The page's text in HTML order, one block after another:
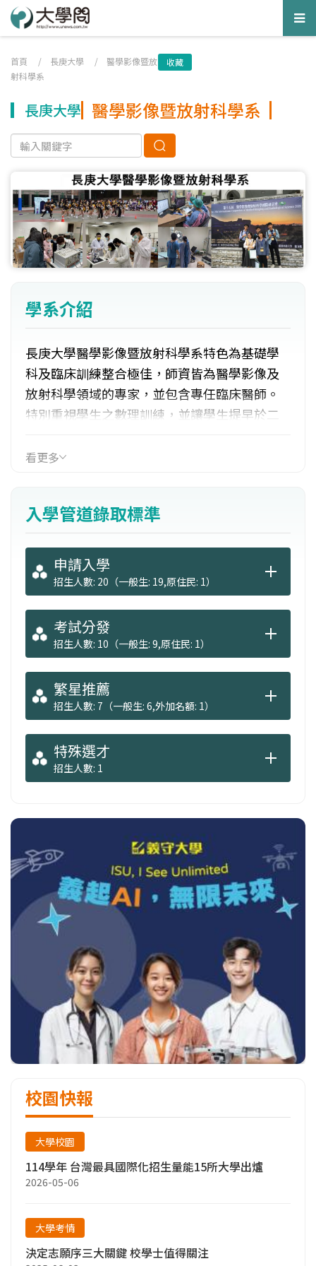
首頁 / 長庚大學 / 醫學影像暨放
射科學系
收藏
長庚大學 醫學影像暨放射科學系
學系介紹
長庚大學醫學影像暨放射科學系特色為基礎學
科及臨床訓練整合極佳，師資皆為醫學影像及
放射科學領域的專家，並包含專任臨床醫師。
特別重視學生之數理訓練，並讓學生提早於二
所有學生皆可受到長庚醫院完整的臨床訓練。
與語言表達能力。並不定期延攬國外著名學者
來校講學，舉辦國際學術研討會。
看更多
入學管道錄取標準
申請入學
招生人數: 20（一般生: 19,原住民: 1）
考試分發
招生人數: 10（一般生: 9,原住民: 1）
繁星推薦
招生人數: 7（一般生: 6,外加名額: 1）
特殊選才
招生人數: 1
校園快報
大學校園
114學年 台灣最具國際化招生量能15所大學出爐
2026-05-06
大學考情
決定志願序三大關鍵 校學士值得關注